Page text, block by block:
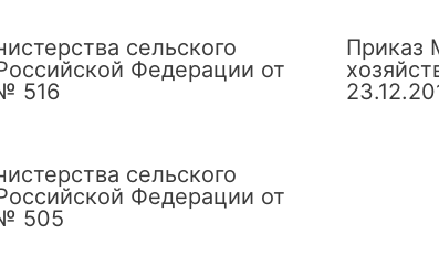
сельского
Федерации от
516
Приказ
сельского
Федерации от
505